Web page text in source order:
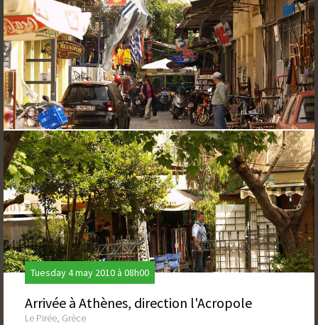
Tuesday 4 may 2010 à 08h00
Arrivée à Athènes, direction l'Acropole
Le Pirée, Grèce